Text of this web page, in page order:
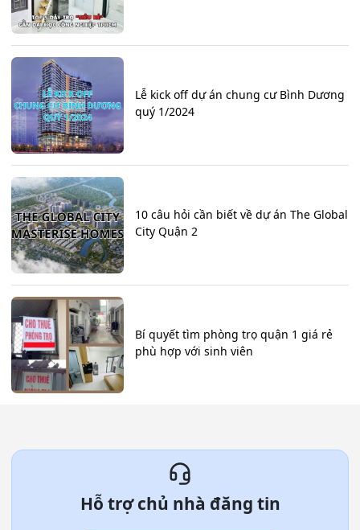
Lễ kick off dự án chung cư Bình Dương
quý 1/2024
10 câu hỏi cần biết về dự án The Global
City Quận 2
Bí quyết tìm phòng trọ quận 1 giá rẻ
phù hợp với sinh viên
Hỗ trợ chủ nhà đăng tin